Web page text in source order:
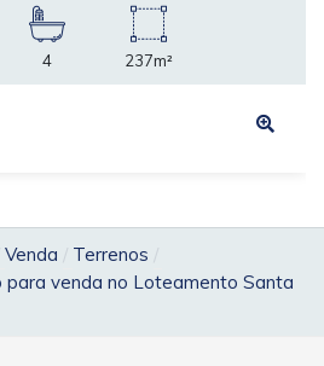
4 237m²
Venda
Terrenos
para venda no Loteamento Santa